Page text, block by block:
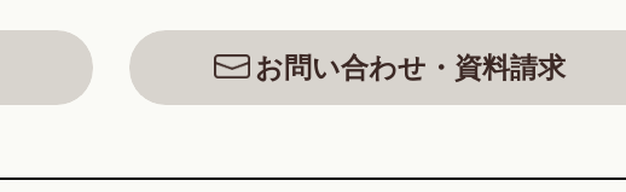
お問い合わせ・資料請求